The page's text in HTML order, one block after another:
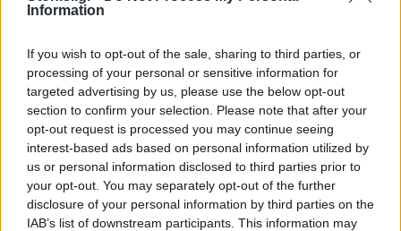
Information
If you wish to opt-out of the sale, sharing to third parties, or
processing of your personal or sensitive information for
targeted advertising by us, please use the below opt-out
section to confirm your selection. Please note that after your
opt-out request is processed you may continue seeing
interest-based ads based on personal information utilized by
us or personal information disclosed to third parties prior to
your opt-out. You may separately opt-out of the further
disclosure of your personal information by third parties on the
IAB’s list of downstream participants. This information may
Ο ίδιος στάθηκε ιδιαίτερα στην ανάγκη να
για την κάλυψη των τοπικών αναγκών, ειδικά
ενόψει της αυξημένης επισκεψιμότητας των
επόμενων ημερών λόγω Μπαϊραμιού. «Υπάρχει ο
λεσβιακός πληθυσμός που πρέπει να τραφεί, ενώ
αναμένονται και χιλιάδες επισκέπτες», ανέφερε
χαρακτηριστικά, τονίζοντας πως θα επιμείνει
προσωπικά προς το Υπουργείο για να προχωρήσει
η συγκεκριμένη λύση.